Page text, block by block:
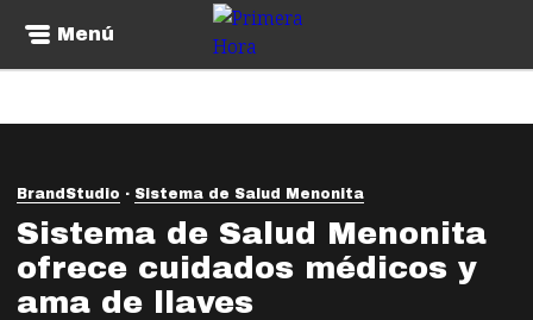
Menú
BrandStudio Sistema de Salud Menonita
Sistema de Salud Menonita
ofrece cuidados médicos y
ama de llaves